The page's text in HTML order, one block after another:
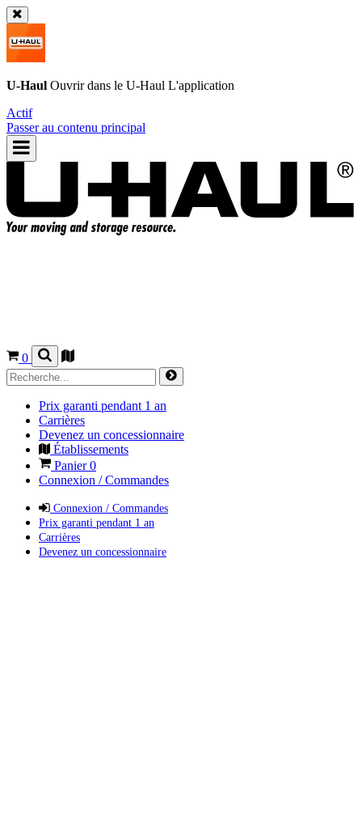
U-Haul Ouvrir dans le U-Haul L'application
Actif
Passer au contenu principal
0
Prix garanti pendant 1 an
Carrières
Devenez un concessionnaire
Établissements
Panier0
Connexion / Commandes
Connexion / Commandes
Prix garanti pendant 1 an
Carrières
Devenez un concessionnaire